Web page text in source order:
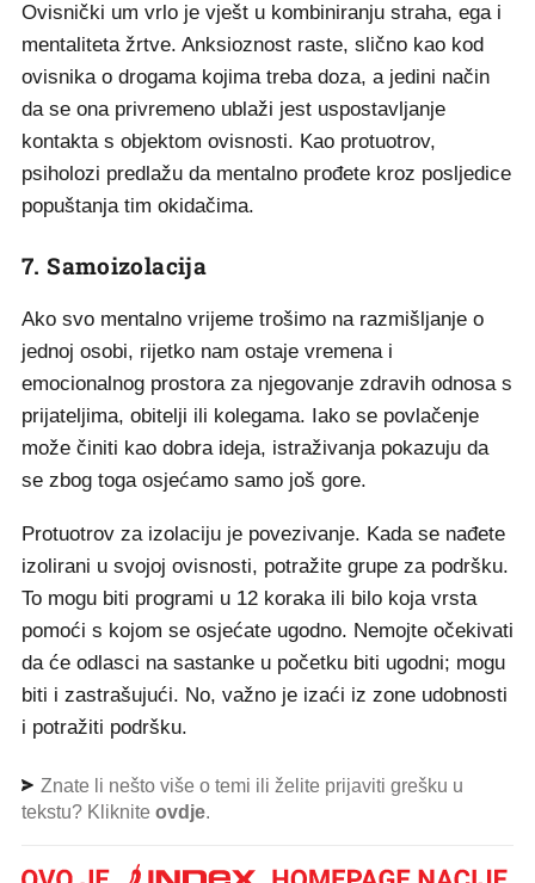
Ovisnički um vrlo je vješt u kombiniranju straha, ega i
mentaliteta žrtve. Anksioznost raste, slično kao kod
ovisnika o drogama kojima treba doza, a jedini način
da se ona privremeno ublaži jest uspostavljanje
kontakta s objektom ovisnosti. Kao protuotrov,
psiholozi predlažu da mentalno prođete kroz posljedice
popuštanja tim okidačima.
7. Samoizolacija
Ako svo mentalno vrijeme trošimo na razmišljanje o
jednoj osobi, rijetko nam ostaje vremena i
emocionalnog prostora za njegovanje zdravih odnosa s
prijateljima, obitelji ili kolegama. Iako se povlačenje
može činiti kao dobra ideja, istraživanja pokazuju da
se zbog toga osjećamo samo još gore.
Protuotrov za izolaciju je povezivanje. Kada se nađete
izolirani u svojoj ovisnosti, potražite grupe za podršku.
To mogu biti programi u 12 koraka ili bilo koja vrsta
pomoći s kojom se osjećate ugodno. Nemojte očekivati
da će odlasci na sastanke u početku biti ugodni; mogu
biti i zastrašujući. No, važno je izaći iz zone udobnosti
i potražiti podršku.
Znate li nešto više o temi ili želite prijaviti grešku u
tekstu? Kliknite ovdje.